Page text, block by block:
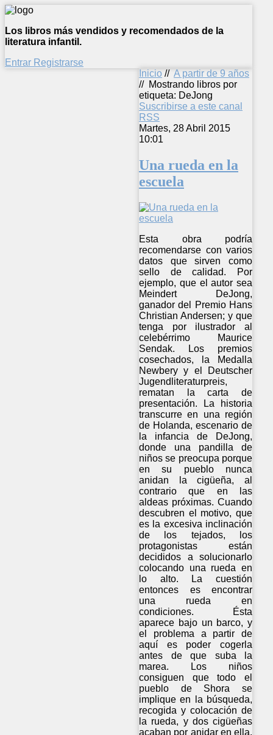
Los libros más vendidos y recomendados de la
literatura infantil.
Entrar Registrarse
Inicio // A partir de 9 años
// Mostrando libros por
etiqueta: DeJong
Suscribirse a este canal
RSS
Martes, 28 Abril 2015
10:01
Una rueda en la
escuela
Esta obra podría
recomendarse con varios
datos que sirven como
sello de calidad. Por
ejemplo, que el autor sea
Meindert DeJong,
ganador del Premio Hans
Christian Andersen; y que
tenga por ilustrador al
celebérrimo Maurice
Sendak. Los premios
cosechados, la Medalla
Newbery y el Deutscher
Jugendliteraturpreis,
rematan la carta de
presentación. La historia
transcurre en una región
de Holanda, escenario de
la infancia de DeJong,
donde una pandilla de
niños se preocupa porque
en su pueblo nunca
anidan la cigüeña, al
contrario que en las
aldeas próximas. Cuando
descubren el motivo, que
es la excesiva inclinación
de los tejados, los
protagonistas están
decididos a solucionarlo
colocando una rueda en
lo alto. La cuestión
entonces es encontrar
una rueda en
condiciones. Ésta
aparece bajo un barco, y
el problema a partir de
aquí es poder cogerla
antes de que suba la
marea. Los niños
consiguen que todo el
pueblo de Shora se
implique en la búsqueda,
recogida y colocación de
la rueda, y dos cigüeñas
acaban por anidar en ella.